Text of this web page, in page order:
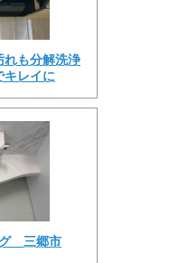
れも分解洗浄
キレイに
グ 三郷市